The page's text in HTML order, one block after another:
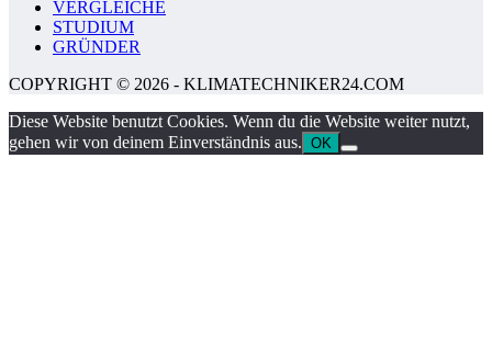
VERGLEICHE
STUDIUM
GRÜNDER
COPYRIGHT © 2026 - KLIMATECHNIKER24.COM
Diese Website benutzt Cookies. Wenn du die Website weiter nutzt,
gehen wir von deinem Einverständnis aus. OK